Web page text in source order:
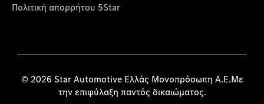
Πολιτική απορρήτου 5Star
© 2026 Star Automotive Ελλάς Μονοπρόσωπη Α.Ε.Με
την επιφύλαξη παντός δικαιώματος.